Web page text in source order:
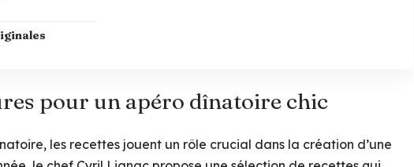
pour un apéro dînatoire chic
les recettes jouent un rôle crucial dans la création d’une